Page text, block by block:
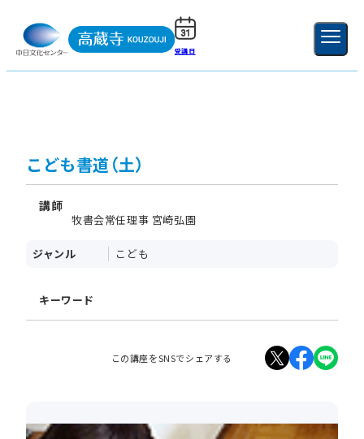
受講日 新規登録
こども書道（土）
講師
牧書会常任理事 宮崎弘園
ジャンル こども
キーワード
この講座をSNSでシェアする